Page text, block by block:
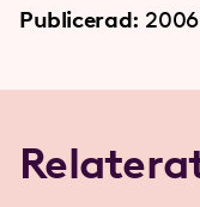
Publicerad: